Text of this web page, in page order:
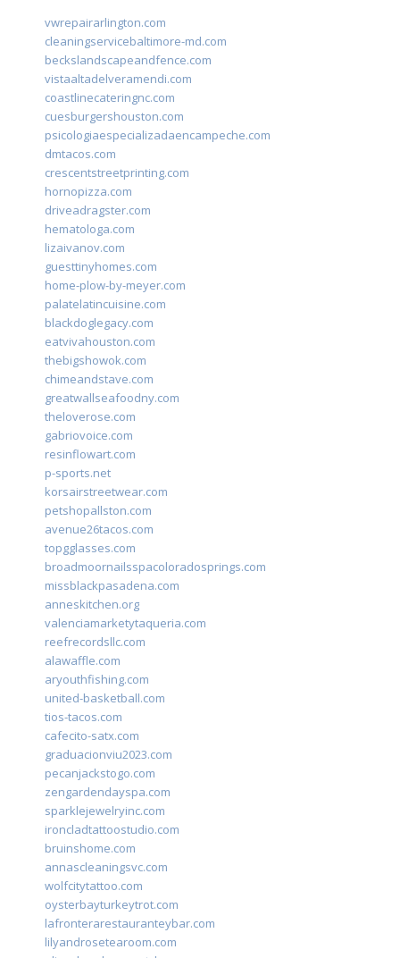
vwrepairarlington.com
cleaningservicebaltimore-md.com
beckslandscapeandfence.com
vistaaltadelveramendi.com
coastlinecateringnc.com
cuesburgershouston.com
psicologiaespecializadaencampeche.com
dmtacos.com
crescentstreetprinting.com
hornopizza.com
driveadragster.com
hematologa.com
lizaivanov.com
guesttinyhomes.com
home-plow-by-meyer.com
palatelatincuisine.com
blackdoglegacy.com
eatvivahouston.com
thebigshowok.com
chimeandstave.com
greatwallseafoodny.com
theloverose.com
gabriovoice.com
resinflowart.com
p-sports.net
korsairstreetwear.com
petshopallston.com
avenue26tacos.com
topgglasses.com
broadmoornailsspacoloradosprings.com
missblackpasadena.com
anneskitchen.org
valenciamarketytaqueria.com
reefrecordsllc.com
alawaffle.com
aryouthfishing.com
united-basketball.com
tios-tacos.com
cafecito-satx.com
graduacionviu2023.com
pecanjackstogo.com
zengardendayspa.com
sparklejewelryinc.com
ironcladtattoostudio.com
bruinshome.com
annascleaningsvc.com
wolfcitytattoo.com
oysterbayturkeytrot.com
lafronterarestauranteybar.com
lilyandrosetearoom.com